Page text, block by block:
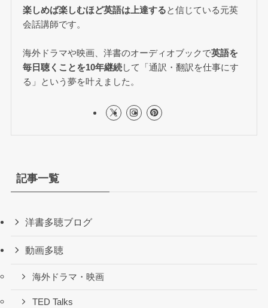
楽しめば楽しむほど英語は上達すると信じている元英
会話講師です。
海外ドラマや映画、洋書のオーディオブックで英語を
毎日聴くことを10年継続して「通訳・翻訳を仕事にす
る」という夢を叶えました。
記事一覧
洋書多聴ブログ
動画多聴
海外ドラマ・映画
TED Talks